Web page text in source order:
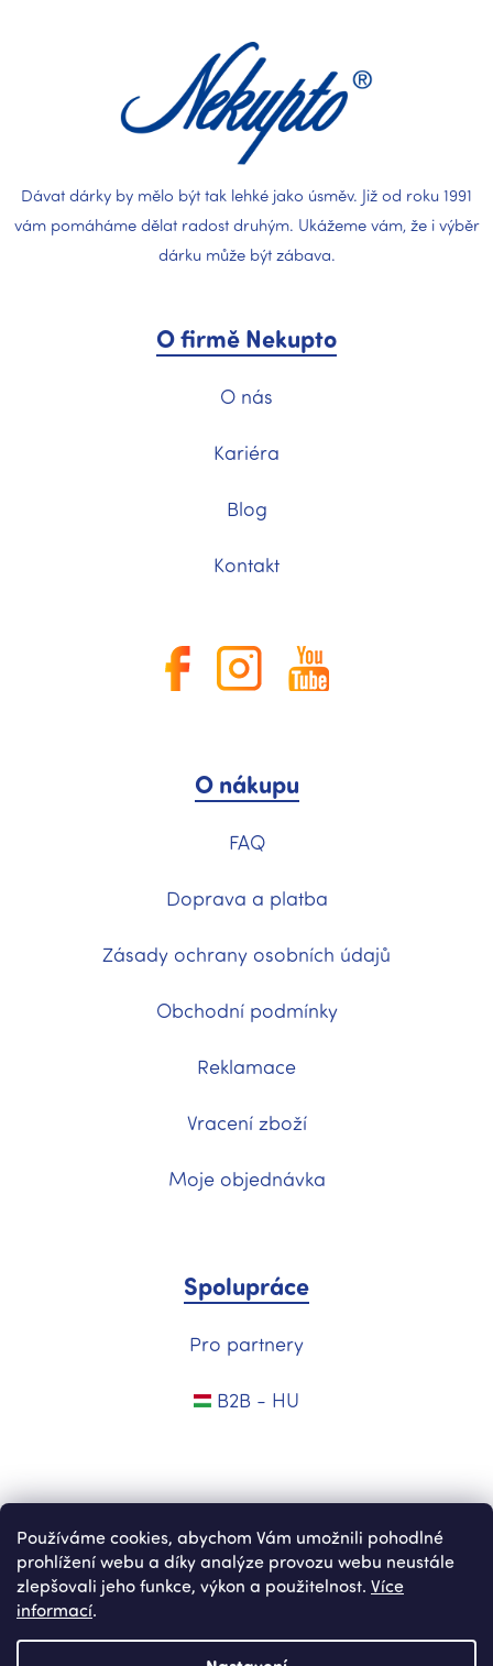
Používáme cookies, abychom Vám umožnili pohodlné
prohlížení webu a díky analýze provozu webu neustále
zlepšovali jeho funkce, výkon a použitelnost. Více
informací.
Dávat dárky by mělo být tak lehké jako úsměv. Již od roku 1991
vám pomáháme dělat radost druhým. Ukážeme vám, že i výběr
dárku může být zábava.
O firmě Nekupto
O nás
Kariéra
Blog
Kontakt
O nákupu
FAQ
Doprava a platba
Zásady ochrany osobních údajů
Obchodní podmínky
Reklamace
Vracení zboží
Moje objednávka
Spolupráce
Pro partnery
B2B - HU